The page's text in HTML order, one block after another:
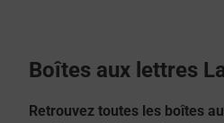
Boîtes aux lettres
Retrouvez toutes les boîtes